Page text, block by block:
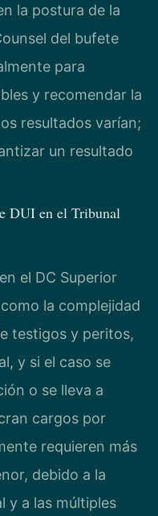
la postura de la
del bufete
para
y recomendar la
resultados varían;
un resultado
DUI en el Tribunal
el DC Superior
la complejidad
testigos y peritos,
y si el caso se
o se lleva a
cargos por
requieren más
debido a la
y a las múltiples